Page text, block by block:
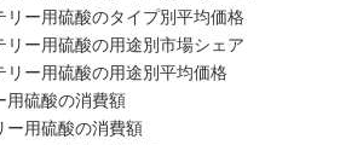
リー用硫酸のタイプ別平均価格
リー用硫酸の用途別市場シェア
リー用硫酸の用途別平均価格
用硫酸の消費額
ー用硫酸の消費額